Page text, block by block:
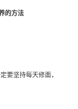
的方法
要坚持每天修面，